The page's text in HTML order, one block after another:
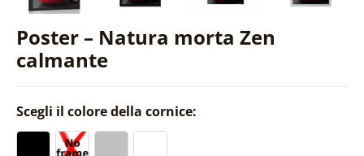
Poster – Natura morta Zen
calmante
Scegli il colore della cornice: